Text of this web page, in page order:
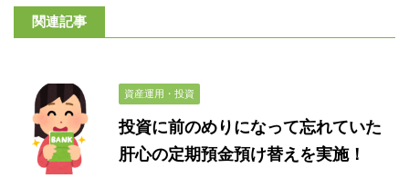
関連記事
資産運用・投資
投資に前のめりになって忘れていた
肝心の定期預金預け替えを実施！